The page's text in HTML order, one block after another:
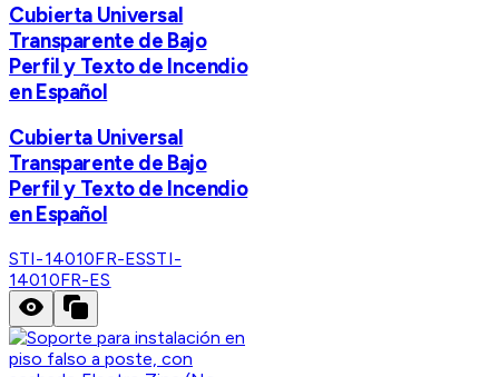
Cubierta Universal
Transparente de Bajo
Perfil y Texto de Incendio
en Español
Cubierta Universal
Transparente de Bajo
Perfil y Texto de Incendio
en Español
STI-14010FR-ESSTI-
14010FR-ES